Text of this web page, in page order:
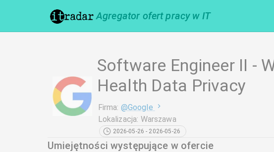
Agregator ofert pracy w IT
Software Engineer II -
Health Data Privacy
Firma: @Google
Lokalizacja: Warszawa
2026-05-26 - 2026-05-26
Umiejętności występujące w ofercie